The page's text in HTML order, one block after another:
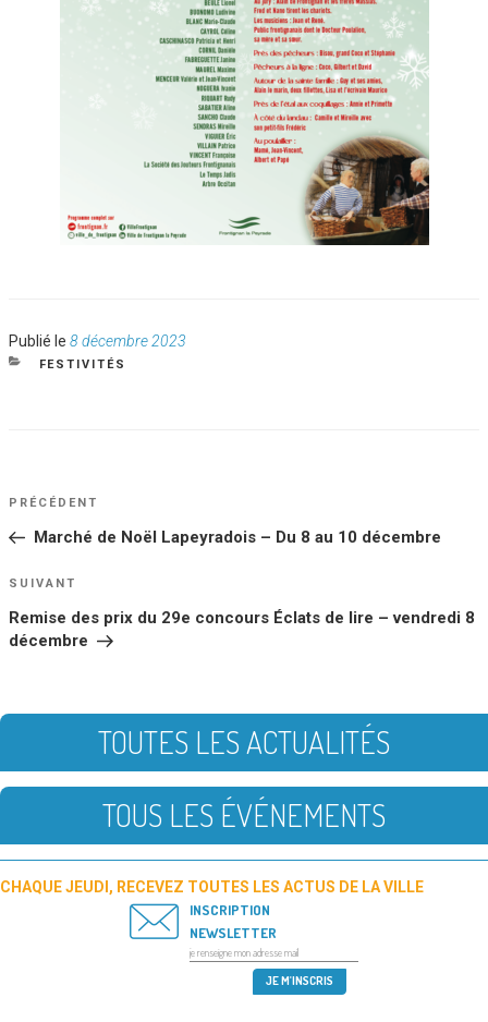
Publié le Publié
le
8 décembre 2023
CATÉGORIES
FESTIVITÉS
NAVIGATION
DE
Article
PRÉCÉDENT
Marché de Noël Lapeyradois – Du 8 au 10 décembre
Article
SUIVANT
Remise des prix du 29e concours Éclats de lire – vendredi 8
décembre
TOUTES LES ACTUALITÉS
TOUS LES ÉVÉNEMENTS
CHAQUE JEUDI, RECEVEZ TOUTES LES ACTUS DE LA VILLE
INSCRIPTION
NEWSLETTER